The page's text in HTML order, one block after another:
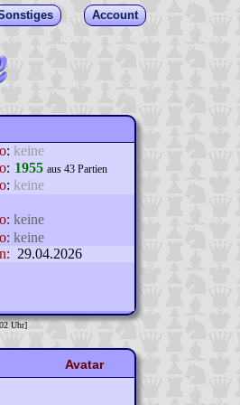
Account
: keine
: 1955 aus 43 Partien
: keine
keine
keine
29.04.2026
Uhr]
Avatar